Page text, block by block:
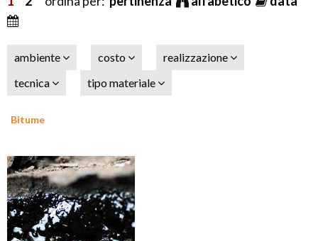
ambiente costo
realizzazione
tecnica
tipo materiale
Bitume